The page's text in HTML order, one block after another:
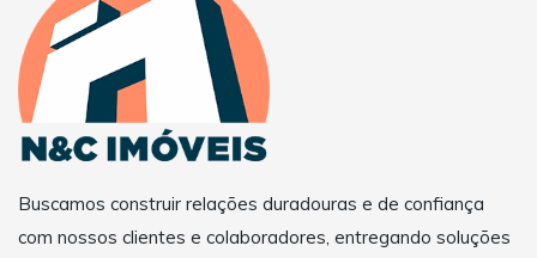
Buscamos construir relações duradouras e de confiança
com nossos clientes e colaboradores, entregando soluções